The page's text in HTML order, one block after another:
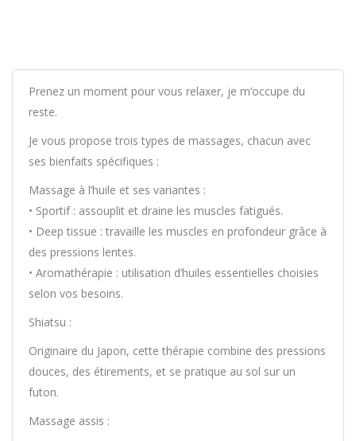
Prenez un moment pour vous relaxer, je m’occupe du
reste.
Je vous propose trois types de massages, chacun avec
ses bienfaits spécifiques :
Massage à l’huile et ses variantes :
• Sportif : assouplit et draine les muscles fatigués.
• Deep tissue : travaille les muscles en profondeur grâce à
des pressions lentes.
• Aromathérapie : utilisation d’huiles essentielles choisies
selon vos besoins.
Shiatsu :
Originaire du Japon, cette thérapie combine des pressions
douces, des étirements, et se pratique au sol sur un
futon.
Massage assis :